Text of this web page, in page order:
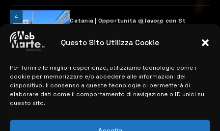
Questo Sito Utilizza Cookie
Per fornire le migliori esperienze, utilizziamo tecnologie come i
cookie per memorizzare e/o accedere alle informazioni del
dispositivo. Il consenso a queste tecnologie ci permetterà di
elaborare dati come il comportamento di navigazione o ID unici su
questo sito.
4
Catania | Opportunità di lavoro con St
28 MARZO 2024
MAPPA DEL SITO
> NOTIZIE